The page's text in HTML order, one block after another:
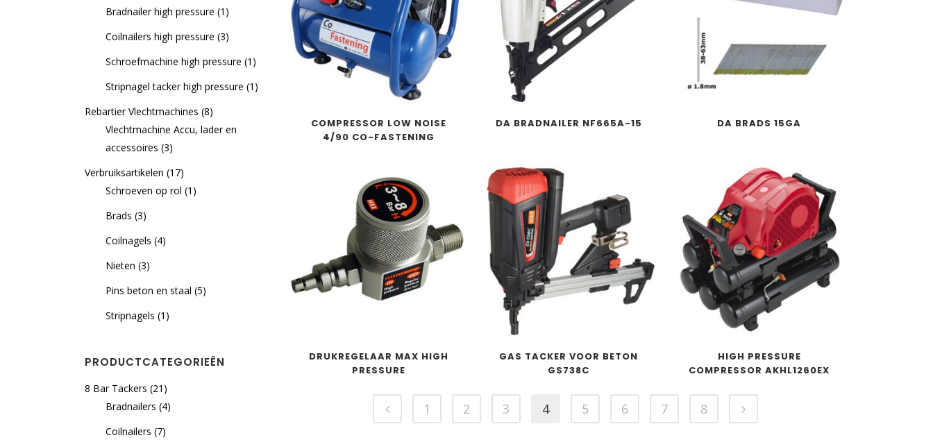
Bradnailer high pressure (1)
Coilnailers high pressure (3)
Schroefmachine high pressure (1)
Stripnagel tacker high pressure (1)
Rebartier Vlechtmachines (8)
Vlechtmachine Accu, lader en
accessoires (3)
Verbruiksartikelen (17)
Schroeven op rol (1)
Brads (3)
Coilnagels (4)
Nieten (3)
Pins beton en staal (5)
Stripnagels (1)
PRODUCTCATEGORIEËN
8 Bar Tackers (21)
Bradnailers (4)
Coilnailers (7)
COMPRESSOR LOW NOISE
4/90 CO-FASTENING
DA BRADNAILER NF665A-15 DA BRADS 15GA
DRUKREGELAAR MAX HIGH
PRESSURE
GAS TACKER VOOR BETON
GS738C
HIGH PRESSURE
COMPRESSOR AKHL1260EX
1 2 3 4 5 6 7 8